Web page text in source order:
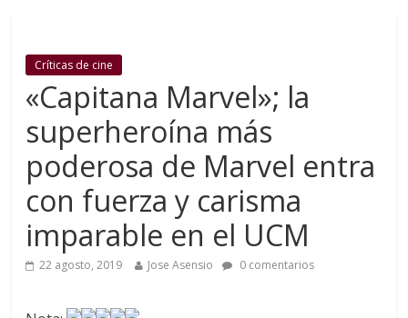
Críticas de cine
«Capitana Marvel»; la
superheroína más
poderosa de Marvel entra
con fuerza y carisma
imparable en el UCM
22 agosto, 2019 Jose Asensio 0 comentarios